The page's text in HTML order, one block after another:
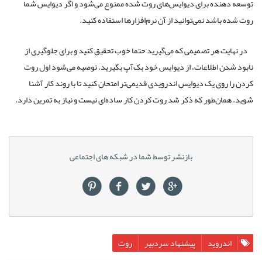
توسعه دهنده برای دیوایس‌های روت شده ممنوع می‌شود و اگر دیوایس شما
روت شده باشد نمی‌توانید از آن نرم‌افزارها استفاده کنید.
در نهایت هر تصمیمی که می‌گیرید حتما خوب تحقیق کنید و برای جلوگیری از
نابود شدن اطلاعات، از دیوایس خود بک‌آپ بگیرید. توصیه می‌شود اول روت
کردن را روی یک دیوایس اندرویدی قدیمی‌تر امتحان کنید تا با روند کار آشنا
شوید. همان‌طور که ذکر شد روت کردن کار ساده‌ای نیست و نیاز به تمرین دارد.
بازنشر توسط شما در شبکه های اجتماعی
اندروید پیشنهاد سردبیر روت